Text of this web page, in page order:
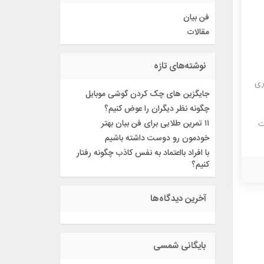
فن بیان
مقالات
نوشته‌های تازه
جایگزین های چک کردن گوشی موبایل
چگونه نظر دیگران را عوض کنیم؟
۱۱ تمرین طلایی برای فن بیان بهتر
خودمون رو دوست داشته باشیم
با افراد بااعتماد به نفس کاذب چگونه رفتار
کنیم؟
آخرین دیدگاه‌ها
بایگانی شمسی